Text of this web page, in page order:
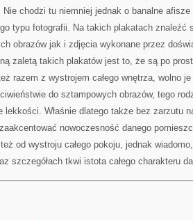
chodzi tu niemniej jednak o banalne
typu fotografii. Na takich plakatach znaleźć
obrazów jak i zdjęcia wykonane przez
zaletą takich plakatów jest to, że są po
razem z wystrojem całego wnętrza, wolno
do sztampowych obrazów, tego
lekkości. Właśnie dlatego także bez zarzutu
nowoczesność danego
od wystroju całego pokoju, jednak
szczegółach tkwi istota całego charakteru